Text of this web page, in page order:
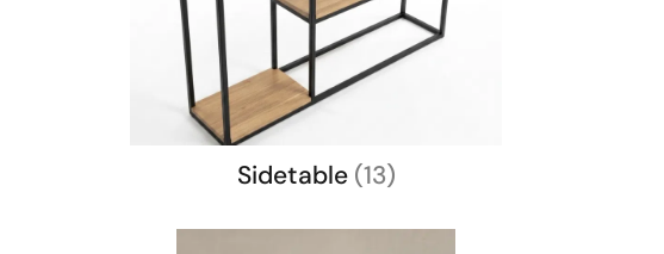
Sidetable (13)